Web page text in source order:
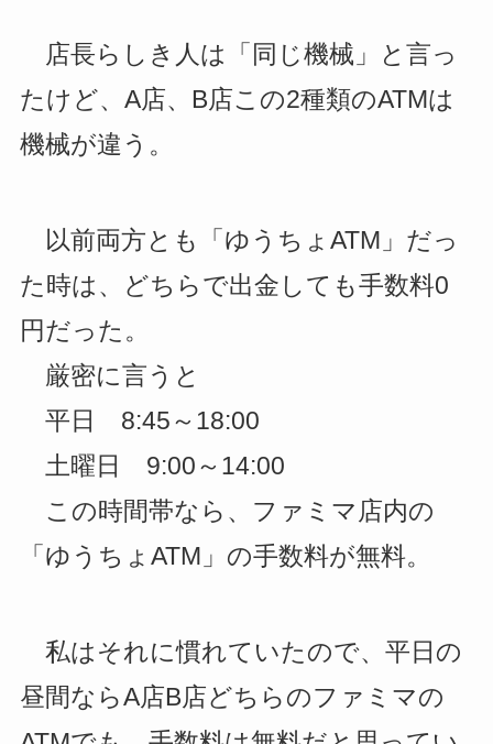
店長らしき人は「同じ機械」と言っ
たけど、A店、B店この2種類のATMは
機械が違う。
以前両方とも「ゆうちょATM」だっ
た時は、どちらで出金しても手数料0
円だった。
厳密に言うと
平日 8:45～18:00
土曜日 9:00～14:00
この時間帯なら、ファミマ店内の
「ゆうちょATM」の手数料が無料。
私はそれに慣れていたので、平日の
昼間ならA店B店どちらのファミマの